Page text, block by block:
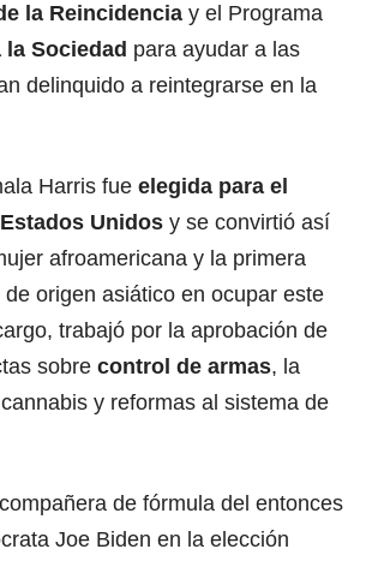
la Reincidencia y el Programa
la Sociedad para ayudar a las
delinquido a reintegrarse en la
Harris fue elegida para el
Unidos y se convirtió así
afroamericana y la primera
origen asiático en ocupar este
trabajó por la aprobación de
sobre control de armas, la
y reformas al sistema de
de fórmula del entonces
Joe Biden en la elección